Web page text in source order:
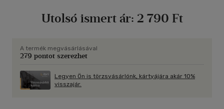
ártó szellemek ellen való védekezés különböző módozatait.
kötötték össze, akik az emberi világot körülvevő elhagyott
területekről, távoli hegyekből, járhatatlan mocsarakból és a
nagy tekintélyű szakemberek, a ráolvasópapok legfontosabb
feladata volt. Ebben istenek és azok a védő démonok
Utolsó ismert ár: 2 790 Ft
A termék megvásárlásával
279 pontot szerezhet
Legyen Ön is törzsvásárlónk, kártyájára akár 10%
visszajár.